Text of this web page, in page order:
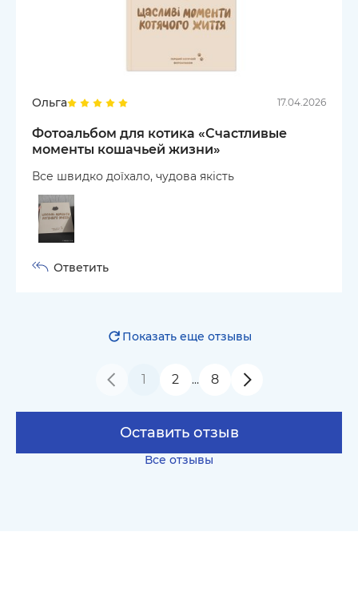
Ольга 17.04.2026
Фотоальбом для котика «Счастливые
моменты кошачьей жизни»
Все швидко доїхало, чудова якість
Ответить
Все отзывы
Оставить отзыв
Показать еще отзывы
1 2 … 8